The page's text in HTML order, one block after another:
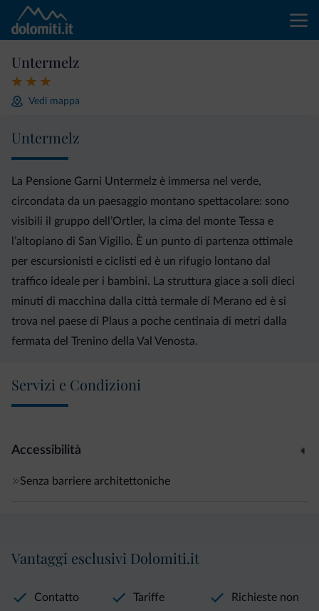
Untermelz
Vedi mappa
Untermelz
La Pensione Garni Untermelz è immersa nel verde,
circondata da un paesaggio montano spettacolare: sono
visibili il gruppo dell’Ortler, la cima del monte Tessa e
l’altopiano di San Vigilio. È un punto di partenza ottimale
per escursionisti e ciclisti ed è un rifugio lontano dal
traffico ideale per i bambini. La struttura giace a soli dieci
minuti di macchina dalla città termale di Merano ed è si
trova nel paese di Plaus a poche centinaia di metri dalla
fermata del Trenino della Val Venosta.
Servizi e Condizioni
Accessibilità
Senza barriere architettoniche
Vantaggi esclusivi Dolomiti.it
Contatto
Tariffe
Richieste non